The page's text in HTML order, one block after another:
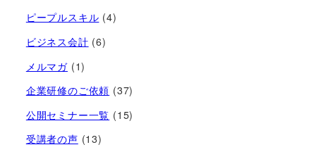
ピープルスキル (4)
ビジネス会計 (6)
メルマガ (1)
企業研修のご依頼 (37)
公開セミナー一覧 (15)
受講者の声 (13)